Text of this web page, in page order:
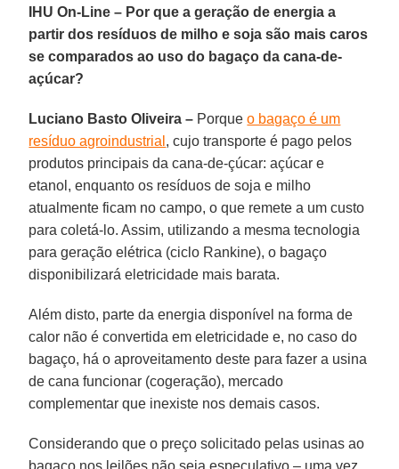
IHU On-Line – Por que a geração de energia a
partir dos resíduos de milho e soja são mais caros
se comparados ao uso do bagaço da cana-de-
açúcar?
Luciano Basto Oliveira – Porqueo bagaço é um
resíduo agroindustrial , cujo transporte é pago pelos
produtos principais da cana-de-çúcar: açúcar e
etanol, enquanto os resíduos de soja e milho
atualmente ficam no campo, o que remete a um custo
para coletá-lo. Assim, utilizando a mesma tecnologia
para geração elétrica (ciclo Rankine), o bagaço
disponibilizará eletricidade mais barata.
Além disto, parte da energia disponível na forma de
calor não é convertida em eletricidade e, no caso do
bagaço, há o aproveitamento deste para fazer a usina
de cana funcionar (cogeração), mercado
complementar que inexiste nos demais casos.
Considerando que o preço solicitado pelas usinas ao
bagaço nos leilões não seja especulativo – uma vez